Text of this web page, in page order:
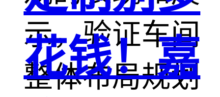
示，验证车间
整体布局规划
花钱！嘉